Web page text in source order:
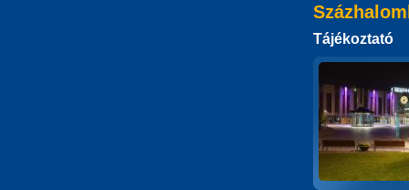
Tájékoztató